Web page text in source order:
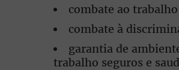
combate ao
combate à
garantia de
trabalho seguros e